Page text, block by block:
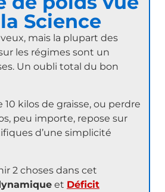
Science
mais la plupart des
les régimes sont un
Un oubli total du bon
10 kilos de graisse, ou perdre
peu importe, repose sur
d’une simplicité
2 choses dans cet
et Déficit